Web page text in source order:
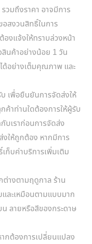
วมถึงราคา อาจมีการ
สงวนสิทธิ์ในการ
องแจ้งให้ทราบล่วงหน้า
นค้าอย่างน้อย 1 วัน
ด้อย่างเต็มคุณภาพ และ
เพื่อยืนยันการจัดส่งให้
าท่านใดต้องการให้ผู้รับ
บเราก่อนการจัดส่ง
ให้ถูกต้อง หากมีการ
ก็บค่าบริการเพิ่มเติม
ต่างตามฤดูกาล ร้าน
และเหมือนตามแบบมาก
ลายหรือสีของกระดาษ
กต้องการเปลี่ยนแปลง